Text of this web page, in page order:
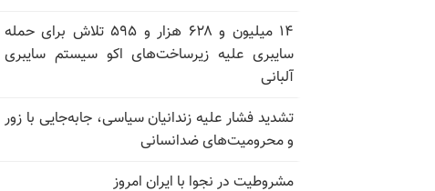
۱۴ میلیون و ۶۲۸ هزار و ۵۹۵ تلاش برای حمله
سایبری علیه زیرساخت‌های اکو سیستم سایبری
آلبانی
تشدید فشار علیه زندانیان سیاسی، جابه‌جایی با زور
و محرومیت‌های ضدانسانی
مشروطیت در نجوا با ایران امروز